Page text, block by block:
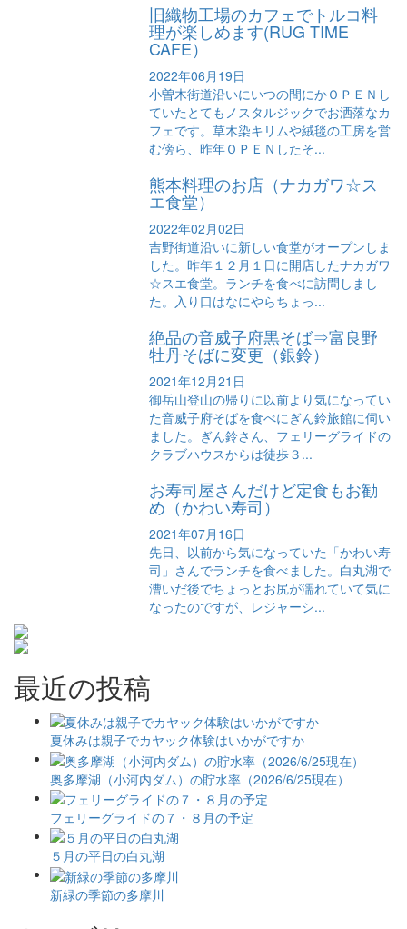
旧織物工場のカフェでトルコ料
理が楽しめます(RUG TIME
CAFE）
2022年06月19日
小曽木街道沿いにいつの間にかＯＰＥＮし
ていたとてもノスタルジックでお洒落なカ
フェです。草木染キリムや絨毯の工房を営
む傍ら、昨年ＯＰＥＮしたそ...
熊本料理のお店（ナカガワ☆ス
エ食堂）
2022年02月02日
吉野街道沿いに新しい食堂がオープンしま
した。昨年１２月１日に開店したナカガワ
☆スエ食堂。ランチを食べに訪問しまし
た。入り口はなにやらちょっ...
絶品の音威子府黒そば⇒富良野
牡丹そばに変更（銀鈴）
2021年12月21日
御岳山登山の帰りに以前より気になってい
た音威子府そばを食べにぎん鈴旅館に伺い
ました。ぎん鈴さん、フェリーグライドの
クラブハウスからは徒歩３...
お寿司屋さんだけど定食もお勧
め（かわい寿司）
2021年07月16日
先日、以前から気になっていた「かわい寿
司」さんでランチを食べました。白丸湖で
漕いだ後でちょっとお尻が濡れていて気に
なったのですが、レジャーシ...
最近の投稿
夏休みは親子でカヤック体験はいかがですか
奥多摩湖（小河内ダム）の貯水率（2026/6/25現在）
フェリーグライドの７・８月の予定
５月の平日の白丸湖
新緑の季節の多摩川